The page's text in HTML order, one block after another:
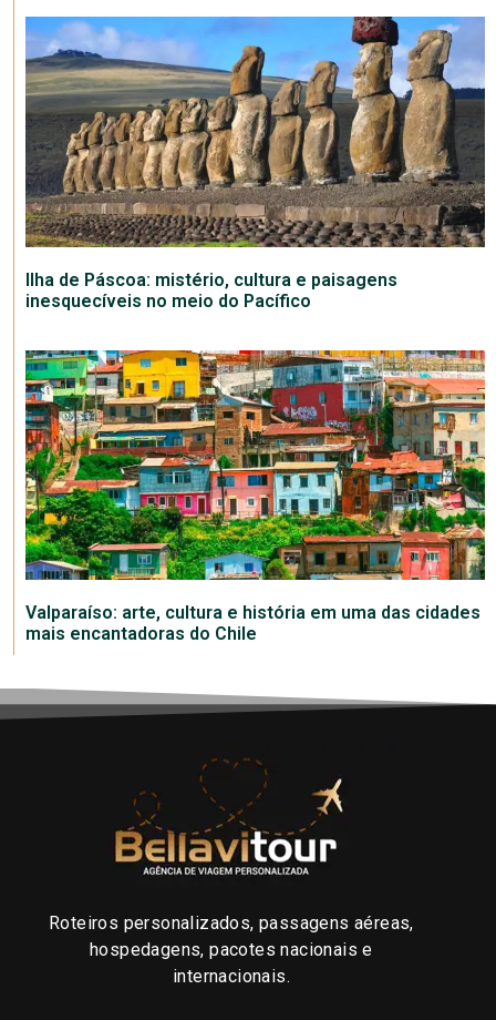
Ilha de Páscoa: mistério, cultura e paisagens
inesquecíveis no meio do Pacífico
Valparaíso: arte, cultura e história em uma das cidades
mais encantadoras do Chile
Roteiros personalizados, passagens aéreas,
hospedagens, pacotes nacionais e
internacionais.